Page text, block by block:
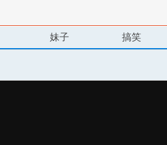
妹子 搞笑